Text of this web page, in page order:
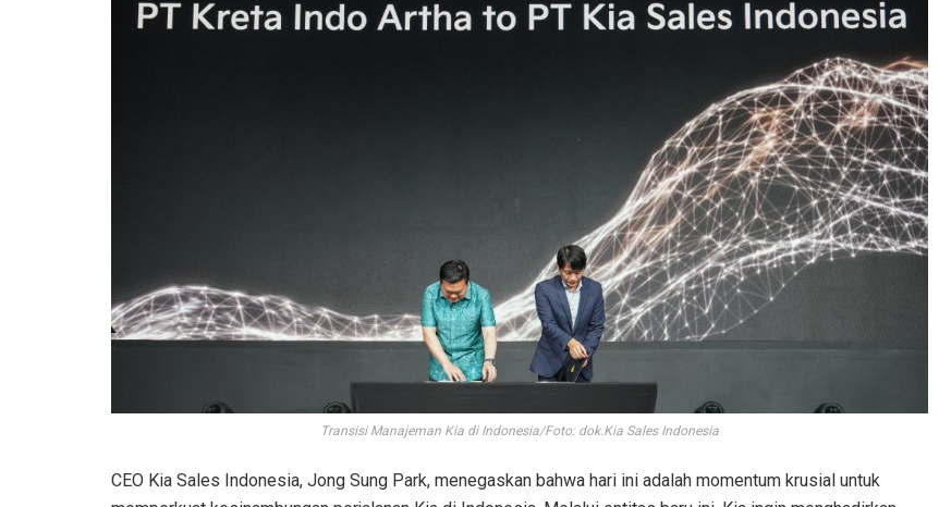
Transisi Manajeman Kia di Indonesia/Foto: dok.Kia Sales Indonesia
CEO Kia Sales Indonesia, Jong Sung Park, menegaskan bahwa hari ini adalah momentum krusial untuk